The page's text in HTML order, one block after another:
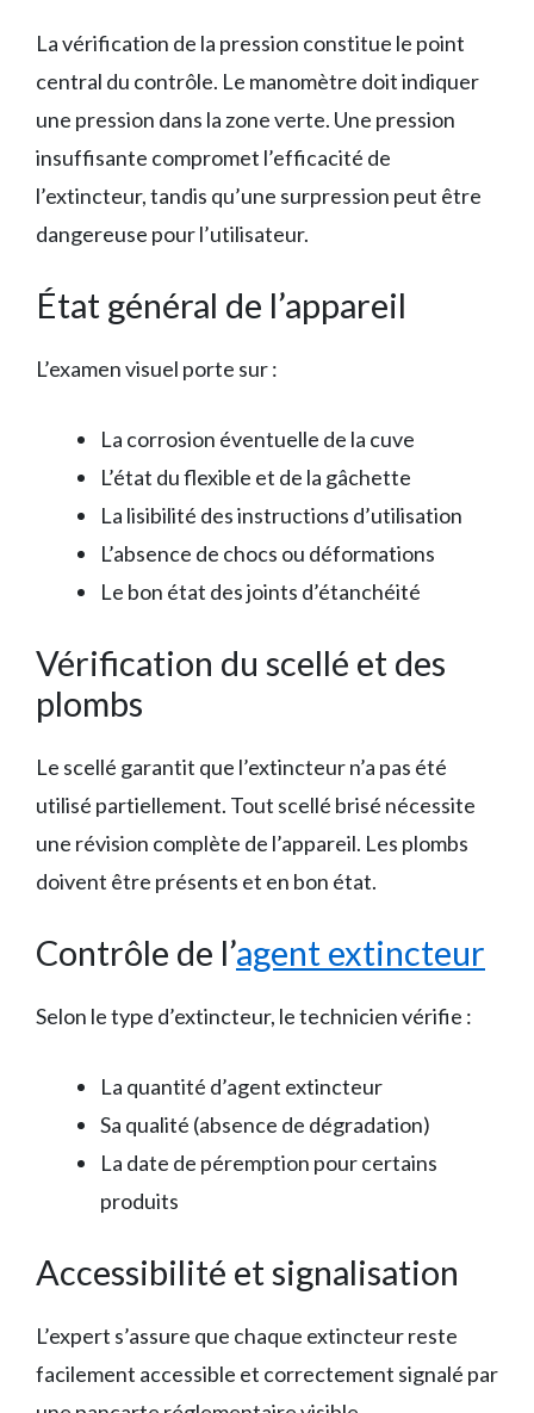
La vérification de la pression constitue le point
central du contrôle. Le manomètre doit indiquer
une pression dans la zone verte. Une pression
insuffisante compromet l’efficacité de
l’extincteur, tandis qu’une surpression peut être
dangereuse pour l’utilisateur.
État général de l’appareil
L’examen visuel porte sur :
La corrosion éventuelle de la cuve
L’état du flexible et de la gâchette
La lisibilité des instructions d’utilisation
L’absence de chocs ou déformations
Le bon état des joints d’étanchéité
Vérification du scellé et des
plombs
Le scellé garantit que l’extincteur n’a pas été
utilisé partiellement. Tout scellé brisé nécessite
une révision complète de l’appareil. Les plombs
doivent être présents et en bon état.
Contrôle de l’agent extincteur
Selon le type d’extincteur, le technicien vérifie :
La quantité d’agent extincteur
Sa qualité (absence de dégradation)
La date de péremption pour certains
produits
Accessibilité et signalisation
L’expert s’assure que chaque extincteur reste
facilement accessible et correctement signalé par